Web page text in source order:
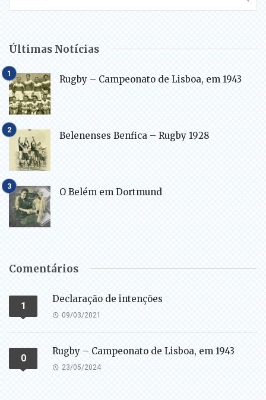
Últimas Notícias
Rugby – Campeonato de Lisboa, em 1943
Belenenses Benfica – Rugby 1928
O Belém em Dortmund
Comentários
1
Declaração de intenções
09/03/2021
0
Rugby – Campeonato de Lisboa, em 1943
23/05/2024